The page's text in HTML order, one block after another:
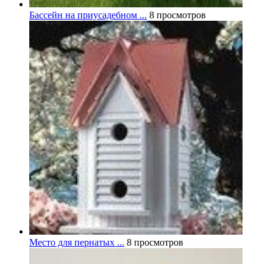
Бассейн на приусадебном ... 8 просмотров
Место для пернатых ... 8 просмотров